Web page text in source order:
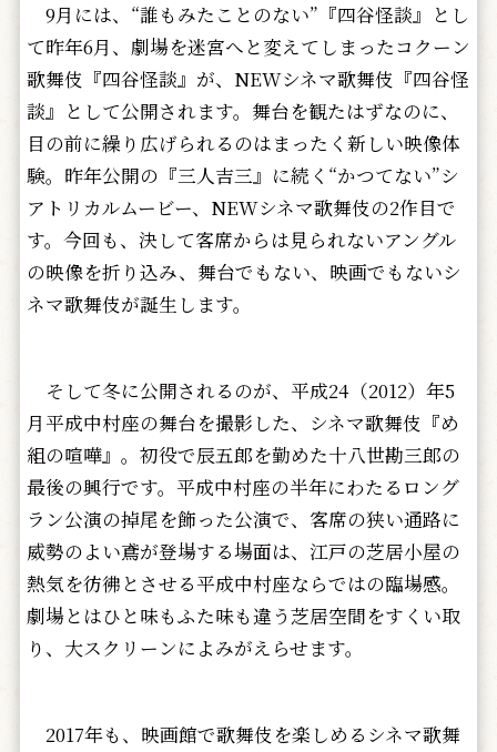
9月には、“誰もみたことのない”『四谷怪談』とし
て昨年6月、劇場を迷宮へと変えてしまったコクーン
歌舞伎『四谷怪談』が、NEWシネマ歌舞伎『四谷怪
談』として公開されます。舞台を観たはずなのに、
目の前に繰り広げられるのはまったく新しい映像体
験。昨年公開の『三人吉三』に続く“かつてない”シ
アトリカルムービー、NEWシネマ歌舞伎の2作目で
す。今回も、決して客席からは見られないアングル
の映像を折り込み、舞台でもない、映画でもないシ
ネマ歌舞伎が誕生します。
そして冬に公開されるのが、平成24（2012）年5
月平成中村座の舞台を撮影した、シネマ歌舞伎『め
組の喧嘩』。初役で辰五郎を勤めた十八世勘三郎の
最後の興行です。平成中村座の半年にわたるロング
ラン公演の掉尾を飾った公演で、客席の狭い通路に
威勢のよい鳶が登場する場面は、江戸の芝居小屋の
熱気を彷彿とさせる平成中村座ならではの臨場感。
劇場とはひと味もふた味も違う芝居空間をすくい取
り、大スクリーンによみがえらせます。
2017年も、映画館で歌舞伎を楽しめるシネマ歌舞